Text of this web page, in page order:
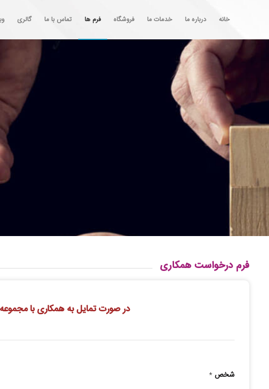
خانه درباره ما خدمات ما فروشگاه فرم ها تماس با ما گالری
فرم درخواست همکاری
در صورت تمایل به همکاری با مجموعه
شخص *